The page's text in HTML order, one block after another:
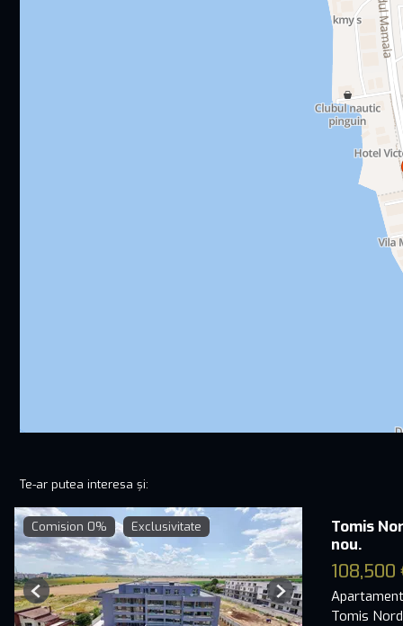
Te-ar putea interesa și:
Comision 0% Exclusivitate
Previous Next
Tomis
nou.
108,500
Tomis